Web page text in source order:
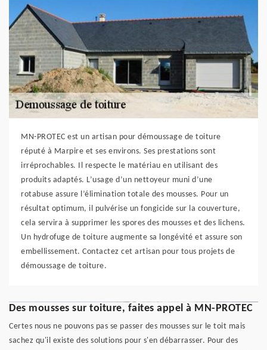
MN-PROTEC est un artisan pour démoussage de toiture
réputé à Marpire et ses environs. Ses prestations sont
irréprochables. Il respecte le matériau en utilisant des
produits adaptés. L’usage d’un nettoyeur muni d’une
rotabuse assure l’élimination totale des mousses. Pour un
résultat optimum, il pulvérise un fongicide sur la couverture,
cela servira à supprimer les spores des mousses et des lichens.
Un hydrofuge de toiture augmente sa longévité et assure son
embellissement. Contactez cet artisan pour tous projets de
démoussage de toiture.
Des mousses sur toiture, faites appel à MN-PROTEC
Certes nous ne pouvons pas se passer des mousses sur le toit mais
sachez qu'il existe des solutions pour s'en débarrasser. Pour des